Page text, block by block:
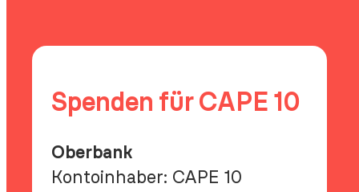
Wärme
Spenden für CAPE 10
Oberbank
Kontoinhaber: CAPE 10